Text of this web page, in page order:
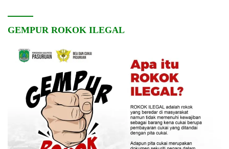
GEMPUR ROKOK ILEGAL